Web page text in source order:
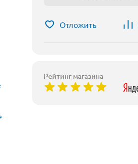
Отложить
Рейтинг магазина